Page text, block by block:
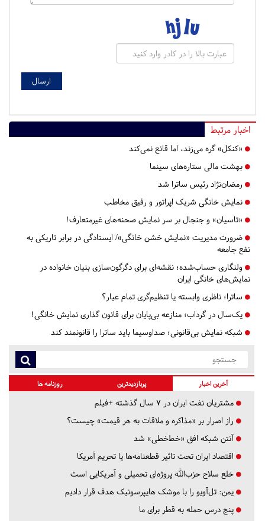
اخبار مرتبط
«کنکل» گره می‌زند، اما قانع نمی‌کند
بهشت مالی ستاره‌های سینما
رمضان‌نژاد رئیس ساترا شد
نمایش خانگی شریک اپراتور و رفیق مخاطب
«تاسیان» و جنجال بر سر نمایش صحنه‌های غیرمتعارف!
ضرورت مدیریت «نمایش خشن خانگی»/ ایستادگی در برابر تاریکی به
نفع جامعه
ولنگاری حساب‌شده؛ نقشه‌ای برای دگرگون‌سازی بنیان خانواده در
نمایش‌های خانگی ایران
ساترا؛ ناظری وابسته یا تنظیم‌گری تمام عیار؟
یک‌سال در گرداب؛ منازعه بی‌پایان برای قانون گذاری نمایش خانگی!
شبکه نمایش بی‌قانونی؛ صداوسیما باید ساترا را قانونمند کند
آخرین اخبار پربازدیدترین روزنامه ها
مشتریان نفت ایران در ۷ سال گذشته +فیلم
راز اصرار بر «مذاکره و ملاقات به هر قیمت» چیست؟
آنتن شبکه افق «خط‌خطی» شد
اقتصاد ایران تحت تاثیر قطعنامه‌ها یا تحریم‌ آمریکا
خلع سلاح حزب‌الله پروژه‌ای تحمیلی و آمریکایی است
یمن: تل‌آویو را با موشک هایپرسونیک هدف قرار دادیم
پنج درس‌ حمله به قطر برای ما